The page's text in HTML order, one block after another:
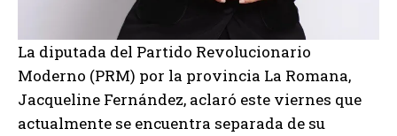
La diputada del Partido Revolucionario
Moderno (PRM) por la provincia La Romana,
Jacqueline Fernández, aclaró este viernes que
actualmente se encuentra separada de su